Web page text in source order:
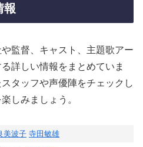
報
や監督、キャスト、主題歌アー
詳しい情報をまとめていま
タッフや声優陣をチェックし
しみましょう。
美波子 寺田敏雄